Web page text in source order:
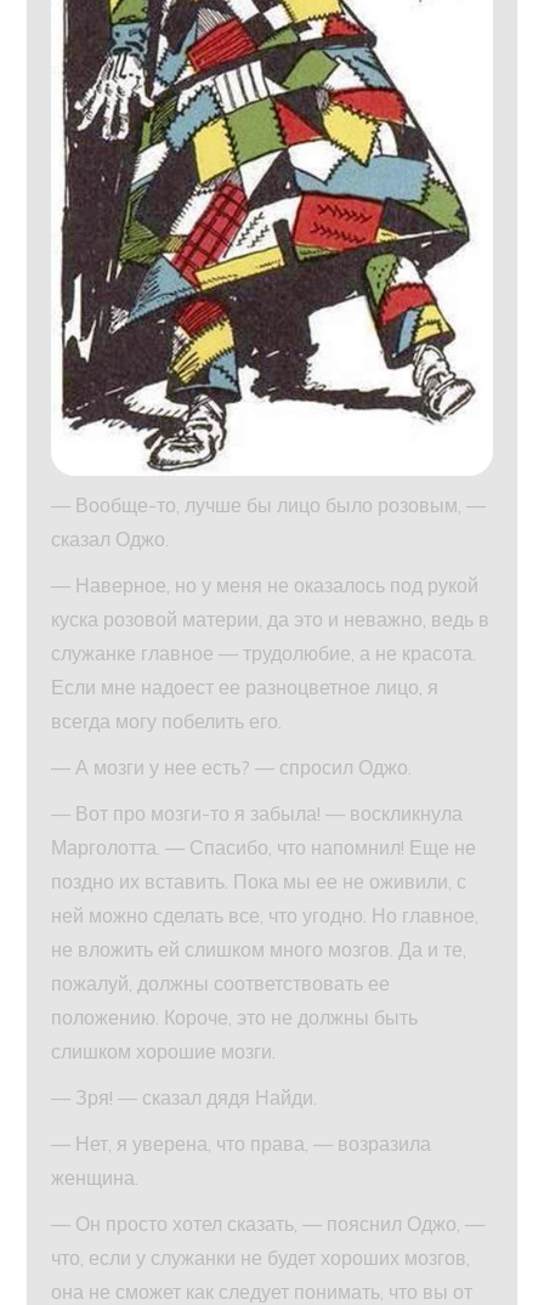
— Вообще-то, лучше бы лицо было розовым, —
сказал Оджо.
— Наверное, но у меня не оказалось под рукой
куска розовой материи, да это и неважно, ведь в
служанке главное — трудолюбие, а не красота.
Если мне надоест ее разноцветное лицо, я
всегда могу побелить его.
— А мозги у нее есть? — спросил Оджо.
— Вот про мозги-то я забыла! — воскликнула
Марголотта. — Спасибо, что напомнил! Еще не
поздно их вставить. Пока мы ее не оживили, с
ней можно сделать все, что угодно. Но главное,
не вложить ей слишком много мозгов. Да и те,
пожалуй, должны соответствовать ее
положению. Короче, это не должны быть
слишком хорошие мозги.
— Зря! — сказал дядя Найди.
— Нет, я уверена, что права, — возразила
женщина.
— Он просто хотел сказать, — пояснил Оджо, —
что, если у служанки не будет хороших мозгов,
она не сможет как следует понимать, что вы от